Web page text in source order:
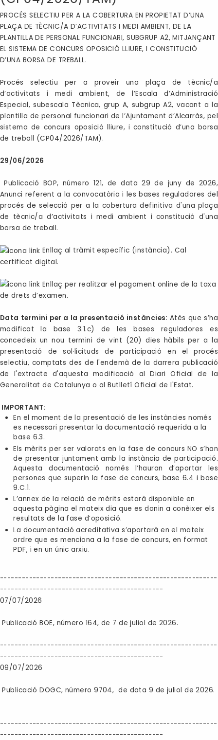
PROCÉS SELECTIU PER A LA COBERTURA EN PROPIETAT D’UNA
PLAÇA DE TÈCNIC/A D’ACTIVITATS I MEDI AMBIENT, DE LA
PLANTILLA DE PERSONAL FUNCIONARI, SUBGRUP A2, MITJANÇANT
EL SISTEMA DE CONCURS OPOSICIÓ LLIURE, I CONSTITUCIÓ
D’UNA BORSA DE TREBALL.
Procés selectiu per a proveir una plaça de tècnic/a
d’activitats i medi ambient, de l’Escala d’Administració
Especial, subescala Tècnica, grup A, subgrup A2, vacant a la
plantilla de personal funcionari de l’Ajuntament d’Alcarràs, pel
sistema de concurs oposició lliure, i constitució d’una borsa
de treball (CP04/2026/TAM).
29/06/2026
Publicació BOP, número 121, de data 29 de juny de 2026,
Anunci referent a la convocatòria i les bases reguladores del
procés de selecció per a la cobertura definitiva d'una plaça
de tècnic/a d’activitats i medi ambient i constitució d'una
borsa de treball.
Enllaç al tràmit específic (instància). Cal
certificat digital.
Enllaç per realitzar el pagament online de la taxa
de drets d’examen.
Data termini per a la presentació instàncies: Atès que s’ha
modificat la base 3.1.c) de les bases reguladores es
concedeix un nou termini de vint (20) dies hàbils per a la
presentació de sol·licituds de participació en el procés
selectiu, comptats des de l'endemà de la darrera publicació
de l'extracte d'aquesta modificació al Diari Oficial de la
Generalitat de Catalunya o al Butlletí Oficial de l'Estat.
IMPORTANT:
En el moment de la presentació de les instàncies només
es necessari presentar la documentació requerida a la
base 6.3.
Els mèrits per ser valorats en la fase de concurs NO s’han
de presentar juntament amb la instància de participació.
Aquesta documentació només l’hauran d’aportar les
persones que superin la fase de concurs, base 6.4 i base
9.C.1.
L’annex de la relació de mèrits estarà disponible en
aquesta pàgina el mateix dia que es donin a conèixer els
resultats de la fase d’oposició.
La documentació acreditativa s’aportarà en el mateix
ordre que es menciona a la fase de concurs, en format
PDF, i en un únic arxiu.
------------------------------------------------------------
---------------------------------------------
07/07/2026
Publicació BOE, número 164, de 7 de juliol de 2026.
------------------------------------------------------------
---------------------------------------------
09/07/2026
Publicació DOGC, número 9704, de data 9 de juliol de 2026.
------------------------------------------------------------
---------------------------------------------